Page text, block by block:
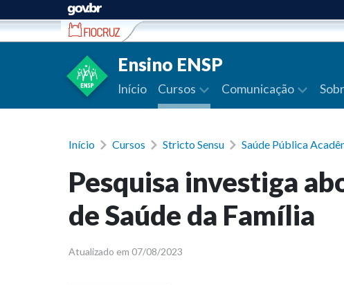
Ir para conteúdo
Ensino ENSP
Início Cursos Comunicação
Início Cursos Stricto Sensu Saúde Pública
Pesquisa investiga
de Saúde da Família
Atualizado em 07/08/2023